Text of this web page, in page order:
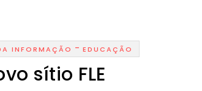
INFORMAÇÃO - EDUCAÇÃO
sítio FLE